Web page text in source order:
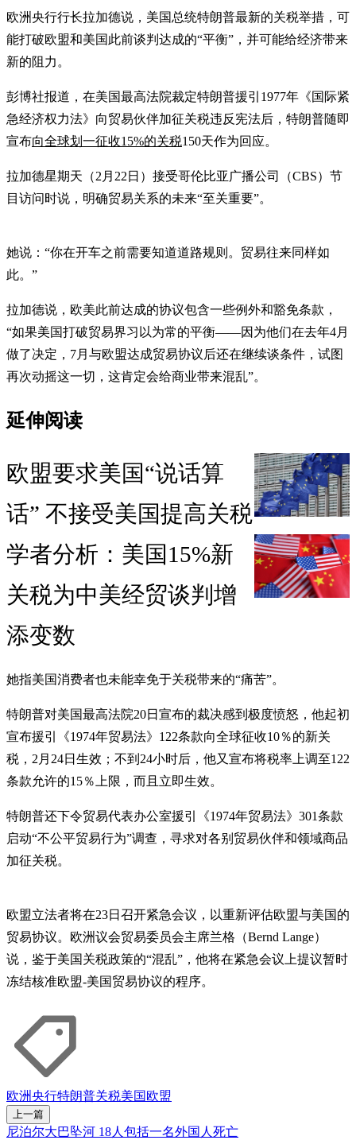
欧洲央行行长拉加德说，美国总统特朗普最新的关税举措，可
能打破欧盟和美国此前谈判达成的“平衡”，并可能给经济带来
新的阻力。
彭博社报道，在美国最高法院裁定特朗普援引1977年《国际紧
急经济权力法》向贸易伙伴加征关税违反宪法后，特朗普随即
宣布向全球划一征收15%的关税150天作为回应。
拉加德星期天（2月22日）接受哥伦比亚广播公司（CBS）节
目访问时说，明确贸易关系的未来“至关重要”。
她说：“你在开车之前需要知道道路规则。贸易往来同样如
此。”
拉加德说，欧美此前达成的协议包含一些例外和豁免条款，
“如果美国打破贸易界习以为常的平衡——因为他们在去年4月
做了决定，7月与欧盟达成贸易协议后还在继续谈条件，试图
再次动摇这一切，这肯定会给商业带来混乱”。
延伸阅读
欧盟要求美国“说话算
话” 不接受美国提高关税
学者分析：美国15%新
关税为中美经贸谈判增
添变数
她指美国消费者也未能幸免于关税带来的“痛苦”。
特朗普对美国最高法院20日宣布的裁决感到极度愤怒，他起初
宣布援引《1974年贸易法》122条款向全球征收10％的新关
税，2月24日生效；不到24小时后，他又宣布将税率上调至122
条款允许的15％上限，而且立即生效。
特朗普还下令贸易代表办公室援引《1974年贸易法》301条款
启动“不公平贸易行为”调查，寻求对各别贸易伙伴和领域商品
加征关税。
欧盟立法者将在23日召开紧急会议，以重新评估欧盟与美国的
贸易协议。欧洲议会贸易委员会主席兰格（Bernd Lange）
说，鉴于美国关税政策的“混乱”，他将在紧急会议上提议暂时
冻结核准欧盟-美国贸易协议的程序。
欧洲央行特朗普关税美国欧盟
上一篇
尼泊尔大巴坠河 18人包括一名外国人死亡